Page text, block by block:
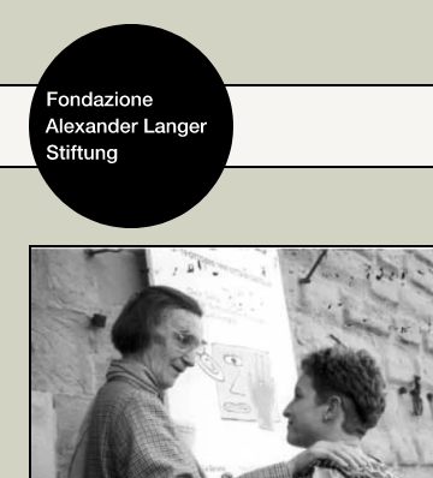
Home
Fondazione
Attività e progetti